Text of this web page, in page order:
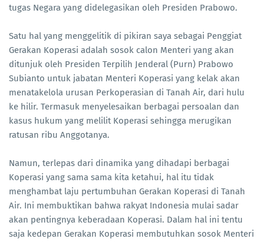
tugas Negara yang didelegasikan oleh Presiden Prabowo.
Satu hal yang menggelitik di pikiran saya sebagai Penggiat
Gerakan Koperasi adalah sosok calon Menteri yang akan
ditunjuk oleh Presiden Terpilih Jenderal (Purn) Prabowo
Subianto untuk jabatan Menteri Koperasi yang kelak akan
menatakelola urusan Perkoperasian di Tanah Air, dari hulu
ke hilir. Termasuk menyelesaikan berbagai persoalan dan
kasus hukum yang melilit Koperasi sehingga merugikan
ratusan ribu Anggotanya.
Namun, terlepas dari dinamika yang dihadapi berbagai
Koperasi yang sama sama kita ketahui, hal itu tidak
menghambat laju pertumbuhan Gerakan Koperasi di Tanah
Air. Ini membuktikan bahwa rakyat Indonesia mulai sadar
akan pentingnya keberadaan Koperasi. Dalam hal ini tentu
saja kedepan Gerakan Koperasi membutuhkan sosok Menteri